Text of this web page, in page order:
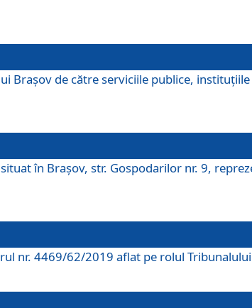
Brașov de către serviciile publice,
în Braşov, str. Gospodarilor nr. 9,
nr. 4469/62/2019 aflat pe rolul